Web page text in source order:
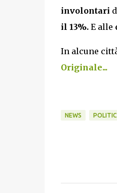
involontari
il 13%. E alle
In alcune
Originale...
NEWS